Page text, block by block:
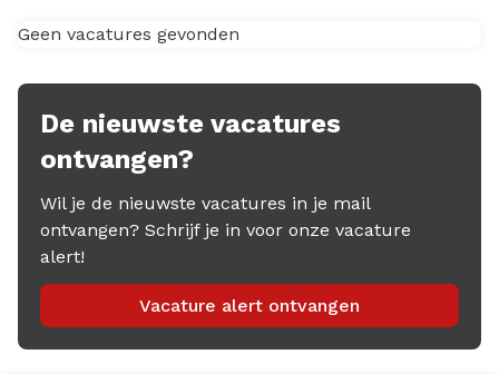
Geen vacatures gevonden
De nieuwste vacatures
ontvangen?
Wil je de nieuwste vacatures in je mail
ontvangen? Schrijf je in voor onze vacature
alert!
Vacature alert ontvangen